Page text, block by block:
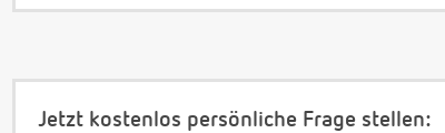
Jetzt kostenlos persönliche Frage stellen: